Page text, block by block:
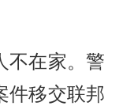
不在家。警
件移交联邦